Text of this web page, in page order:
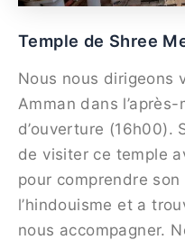
Temple de Shree
Nous nous dirigeons
Amman dans l’après-
d’ouverture (16h00).
de visiter ce temple
pour comprendre
l’hindouisme et a
nous accompagner.